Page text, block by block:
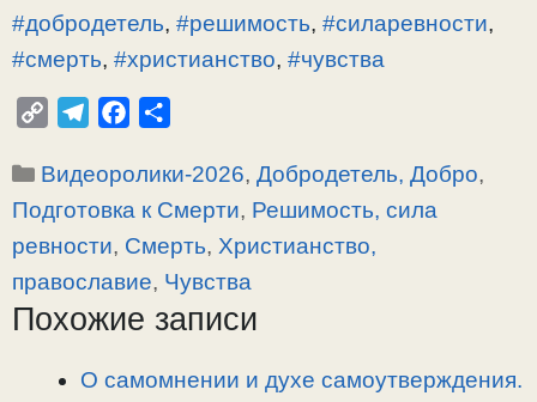
#добродетель, #решимость, #силаревности,
#смерть, #христианство, #чувства
p
y
k
l
e
m
c
e
b
k
п
р
и
т
Рубрики
Видеоролики-2026,Добродетель, Добро,
Подготовка к Смерти, Решимость, сила
ревности, Смерть, Христианство,
православие, Чувства
Похожие записи
О самомнении и духе самоутверждения.